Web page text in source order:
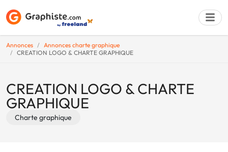
Annonces
Annonces charte graphique
CREATION LOGO & CHARTE GRAPHIQUE
CREATION LOGO & CHARTE
GRAPHIQUE
Charte graphique